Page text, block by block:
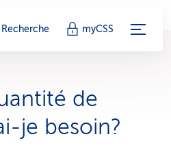
Recherche myCSS
de
je besoin?